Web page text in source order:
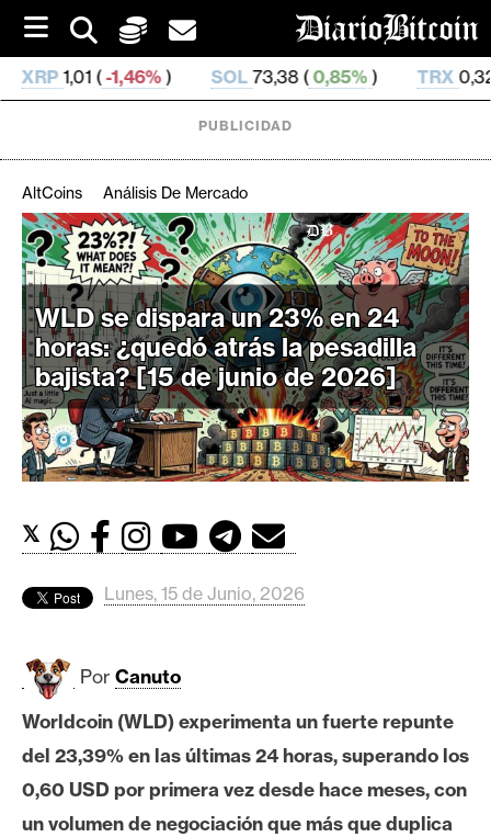
i
t
o
SOL 73,38 (0,85%) TRX0,327 209 ( 0,07% )
C
r
i
p
t
o
M
e
r
d
s
B
t
c
o
i
PUBLICIDAD
AltCoins Análisis De Mercado
WLD se dispara un 23% en 24
horas: ¿quedó atrás la pesadilla
bajista? [15 de junio de 2026]
𝕏
Lunes, 15 de Junio, 2026
Por Canuto
Worldcoin (WLD) experimenta un fuerte repunte
del 23,39% en las últimas 24 horas, superando los
0,60 USD por primera vez desde hace meses, con
un volumen de negociación que más que duplica